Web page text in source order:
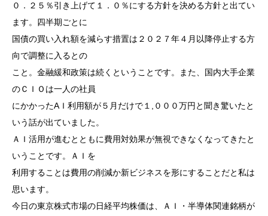
０．２５％引き上げて１．０％にする方針を決める方針と出てい
ます。四半期ごとに
国債の買い入れ額を減らす措置は２０２７年４月以降停止する方
向で調整に入るとの
こと。金融緩和政策は続くということです。また、国内大手企業
のＣＩＯは一人の社員
にかかったAＩ利用額が５月だけで１,０００万円と聞き驚いたと
いう話が出ていました。
ＡＩ活用が進むとともに費用対効果が無視できなくなってきたと
いうことです。ＡＩを
利用することは費用の削減か新ビジネスを形にすることだと私は
思います。
今日の東京株式市場の日経平均株価は、ＡＩ・半導体関連銘柄が